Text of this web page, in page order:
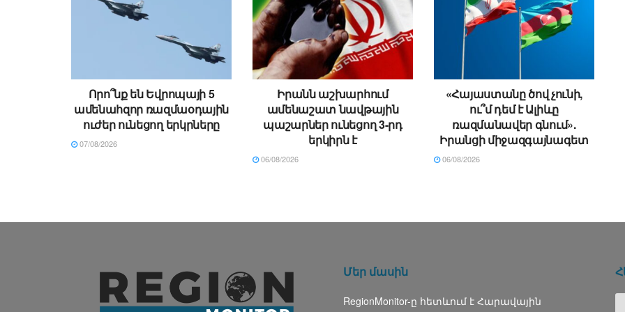
Որո՞նք են Եվրոպայի 5
ամենահզոր ռազմաօդային
ուժեր ունեցող երկրները
07/08/2026
Իրանն աշխարհում
ամենաշատ նավթային
պաշարներ ունեցող 3-րդ
երկիրն է
06/08/2026
«Հայաստանը ծով չունի,
ու՞մ դեմ է Ալիևը
ռազմանավեր գնում».
Իրանցի միջազգայնագետ
06/08/2026
Մեր մասին
RegionMonitor-ը հետևում է Հարավային